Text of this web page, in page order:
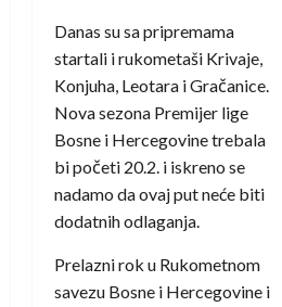
Danas su sa pripremama
startali i rukometaši Krivaje,
Konjuha, Leotara i Gračanice.
Nova sezona Premijer lige
Bosne i Hercegovine trebala
bi početi 20.2. i iskreno se
nadamo da ovaj put neće biti
dodatnih odlaganja.
Prelazni rok u Rukometnom
savezu Bosne i Hercegovine i